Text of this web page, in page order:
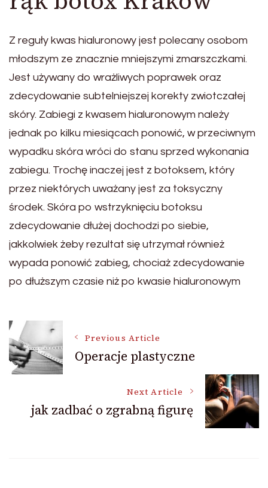
Z reguły kwas hialuronowy jest polecany osobom
młodszym ze znacznie mniejszymi zmarszczkami.
Jest używany do wrażliwych poprawek oraz
zdecydowanie subtelniejszej korekty zwiotczałej
skóry. Zabiegi z kwasem hialuronowym należy
jednak po kilku miesiącach ponowić, w przeciwnym
wypadku skóra wróci do stanu sprzed wykonania
zabiegu. Trochę inaczej jest z botoksem, który
przez niektórych uważany jest za toksyczny
środek. Skóra po wstrzyknięciu botoksu
zdecydowanie dłużej dochodzi po siebie,
jakkolwiek żeby rezultat się utrzymał również
wypada ponowić zabieg, chociaż zdecydowanie
po dłuższym czasie niż po kwasie hialuronowym
Post
Navigation
Previous Article
Operacje plastyczne
Next Article
jak zadbać o zgrabną figurę